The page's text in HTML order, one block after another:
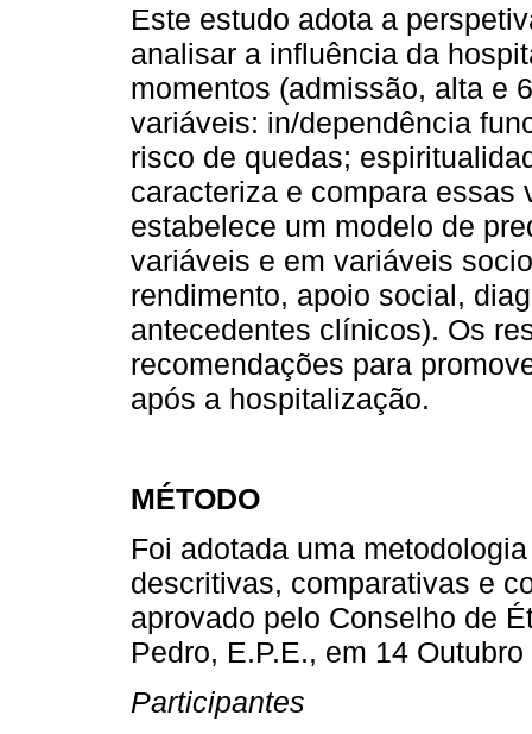
Este estudo adota a
analisar a influência da
momentos (admissão, alta e
variáveis: in/dependência
risco de quedas;
caracteriza e compara essas
estabelece um modelo de
variáveis e em variáveis
rendimento, apoio social,
antecedentes clínicos). Os
recomendações para
após a hospitalização.
MÉTODO
Foi adotada uma
descritivas, comparativas e
aprovado pelo Conselho de
Pedro, E.P.E., em 14
Participantes